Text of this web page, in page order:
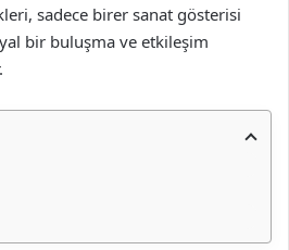
sadece birer sanat gösterisi
bir buluşma ve etkileşim